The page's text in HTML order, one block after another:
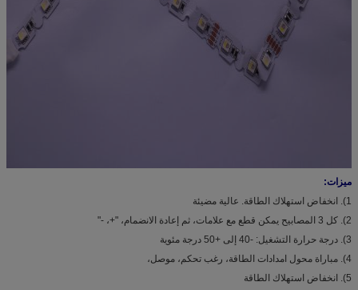
ميزات:
1). انخفاض استهلاك الطاقة. عالية مضيئة
2). كل 3 المصابيح يمكن قطع مع علامات، ثم إعادة الانضمام، "+، -"
3). درجة حرارة التشغيل: -40 إلى +50 درجة مئوية
4). مباراة محول امدادات الطاقة، رغب تحكم، موصل،
5). انخفاض استهلاك الطاقة